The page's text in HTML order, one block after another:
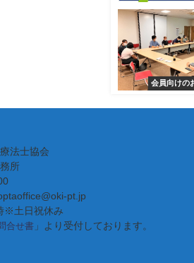
会員向けの
法士協会
所
pt.jp
※土日祝休み
合せ書 」より受付しております。